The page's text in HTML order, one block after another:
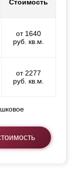
Стоимость
от 1640
руб. кв.м.
от 2277
руб. кв.м.